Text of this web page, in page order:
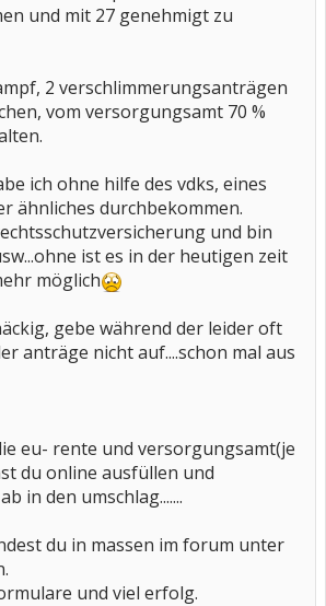
und mit 27 genehmigt zu
2 verschlimmerungsanträgen
vom versorgungsamt 70 %
ich ohne hilfe des vdks, eines
ähnliches durchbekommen.
und bin
ist es in der heutigen zeit
möglich
gebe während der leider oft
anträge nicht auf....schon mal aus
eu- rente und versorgungsamt(je
du online ausfüllen und
in den umschlag.......
du in massen im forum unter
und viel erfolg.